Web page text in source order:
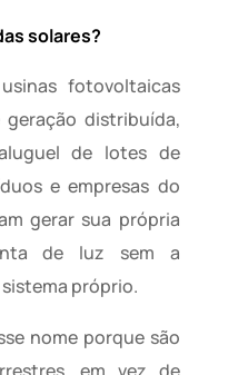
solares?
fotovoltaicas
distribuída,
de lotes de
e empresas do
gerar sua própria
de luz sem a
próprio.
nome porque são